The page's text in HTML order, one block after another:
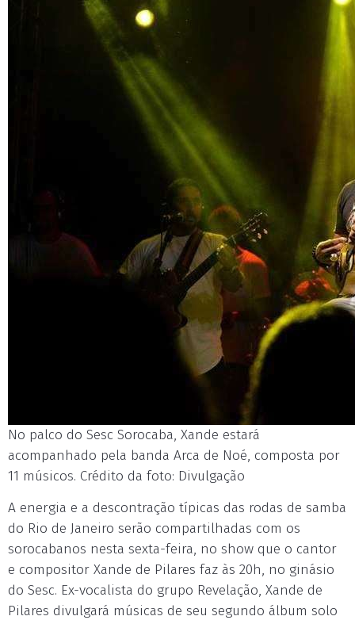
No palco do Sesc Sorocaba, Xande estará
acompanhado pela banda Arca de Noé, composta por
11 músicos. Crédito da foto: Divulgação
A energia e a descontração típicas das rodas de samba
do Rio de Janeiro serão compartilhadas com os
sorocabanos nesta sexta-feira, no show que o cantor
e compositor Xande de Pilares faz às 20h, no ginásio
do Sesc. Ex-vocalista do grupo Revelação, Xande de
Pilares divulgará músicas de seu segundo álbum solo